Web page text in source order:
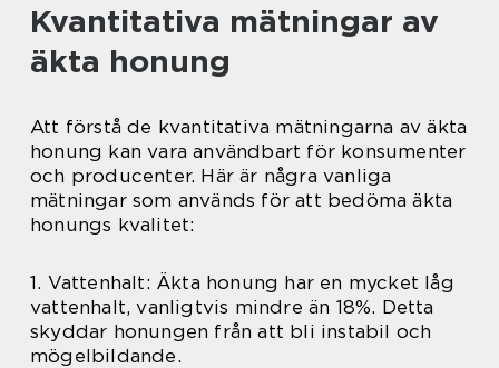
Kvantitativa mätningar av
äkta honung
Att förstå de kvantitativa mätningarna av äkta
honung kan vara användbart för konsumenter
och producenter. Här är några vanliga
mätningar som används för att bedöma äkta
honungs kvalitet:
1. Vattenhalt: Äkta honung har en mycket låg
vattenhalt, vanligtvis mindre än 18%. Detta
skyddar honungen från att bli instabil och
mögelbildande.